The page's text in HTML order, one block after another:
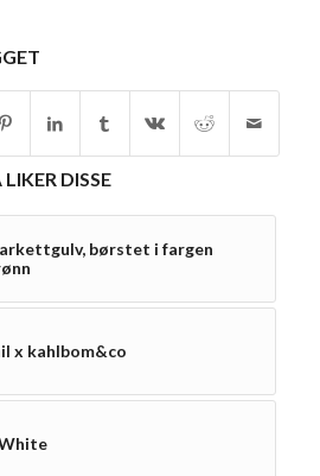
DISSE
børstet i fargen
x kahlbom&co